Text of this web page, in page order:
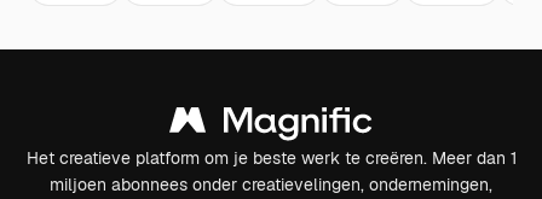
Het creatieve platform om je beste werk te creëren. Meer dan 1
miljoen abonnees onder creatievelingen, ondernemingen,